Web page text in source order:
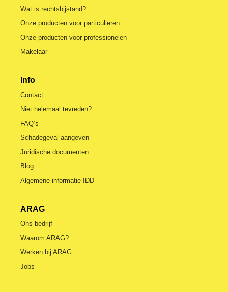
Wat is rechtsbijstand?
Onze producten voor particulieren
Onze producten voor professionelen
Makelaar
Info
Contact
Niet helemaal tevreden?
FAQ’s
Schadegeval aangeven
Juridische documenten
Blog
Algemene informatie IDD
ARAG
Ons bedrijf
Waarom ARAG?
Werken bij ARAG
Jobs